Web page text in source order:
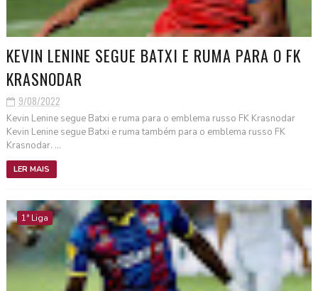
KEVIN LENINE SEGUE BATXI E RUMA PARA O FK
KRASNODAR
9/08/2022
Kevin Lenine segue Batxi e ruma para o emblema russo FK Krasnodar
Kevin Lenine segue Batxi e ruma também para o emblema russo FK
Krasnodar. ...
LER MAIS
1ª Liga